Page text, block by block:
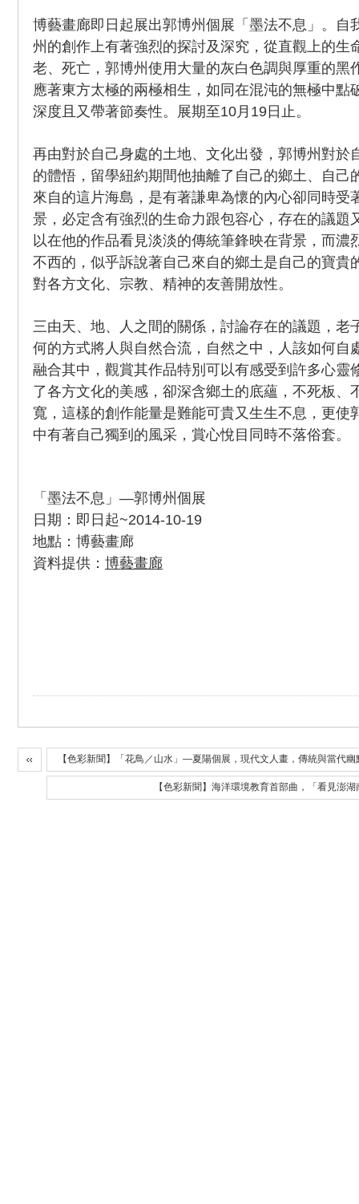
博藝畫廊即日起展出郭博州個展「墨法不息」。自
州的創作上有著強烈的探討及深究，從直觀上的生
老、死亡，郭博州使用大量的灰白色調與厚重的黑
應著東方太極的兩極相生，如同在混沌的無極中點
深度且又帶著節奏性。展期至10月19日止。
再由對於自己身處的土地、文化出發，郭博州對於
的體悟，留學紐約期間他抽離了自己的鄉土、自己
來自的這片海島，是有著謙卑為懷的內心卻同時受
景，必定含有強烈的生命力跟包容心，存在的議題
以在他的作品看見淡淡的傳統筆鋒映在背景，而濃
不西的，似乎訴說著自己來自的鄉土是自己的寶貴
對各方文化、宗教、精神的友善開放性。
三由天、地、人之間的關係，討論存在的議題，老
何的方式將人與自然合流，自然之中，人該如何自
融合其中，觀賞其作品特別可以有感受到許多心靈
了各方文化的美感，卻深含鄉土的底蘊，不死板、
寬，這樣的創作能量是難能可貴又生生不息，更使
中有著自己獨到的風采，賞心悅目同時不落俗套。
「墨法不息」—郭博州個展
日期：即日起~2014-10-19
地點：博藝畫廊
資料提供： 博藝畫廊
【色彩新聞】「花鳥／山水」—夏陽個展，現代文人畫，傳統與當代
【色彩新聞】海洋環境教育首部曲，「看見澎